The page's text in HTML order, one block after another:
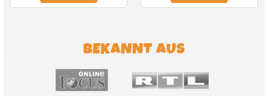
BEKANNT AUS